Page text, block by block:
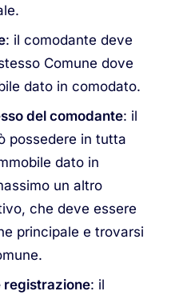
: il comodante deve
Comune dove
dato in comodato.
del comodante: il
possedere in tutta
dato in
un altro
che deve essere
principale e trovarsi
registrazione: il